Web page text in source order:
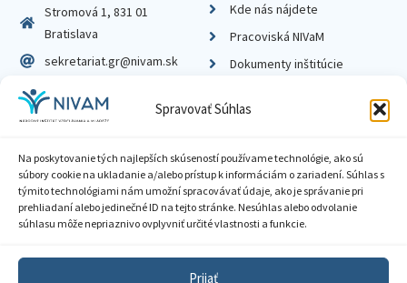
Spravovať Súhlas
Na poskytovanie tých najlepších skúseností používame technológie, ako sú
súbory cookie na ukladanie a/alebo prístup k informáciám o zariadení. Súhlas s
týmito technológiami nám umožní spracovávať údaje, ako je správanie pri
prehliadaní alebo jedinečné ID na tejto stránke. Nesúhlas alebo odvolanie
súhlasu môže nepriaznivo ovplyvniť určité vlastnosti a funkcie.
Prijať
Stromová 1, 831 01
Bratislava
sekretariat.gr@nivam.sk
IČO: 00164348
DIČ: 2020798714
Kde nás nájdete
Pracoviská NIVaM
Dokumenty inštitúcie
Zásady ochrany súkromia